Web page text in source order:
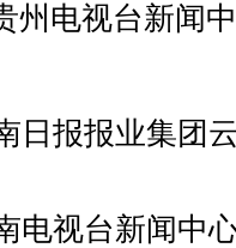
视台新闻中
业集团云
台新闻中心